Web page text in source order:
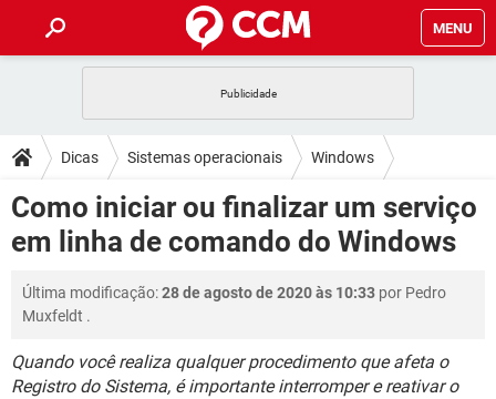
MENU
CELULAR FACEBOOK
OUTLOOK EXCEL
INSTAGRAM GMAIL
DICAS
JOGOS WHATSAPP
CELULAR FACEBOOK
INSTAGRAM GMAIL
DOWNLOADS
JOGOS WHATSAPP
OUTLOOK
INSTAGRAM GMAIL
GUIA DE COMPRAS
FÓRUM
JOGOS WHATSAPP
OUTLOOK EXCEL
GLOSSÁRIO
JOGOS WHATSAPP
CELULAR FACEBOOK
Dicas Sistemas operacionais Windows
Como iniciar ou finalizar um serviço
em linha de comando do Windows
Última modificação:28 de agosto de 2020 às 10:33 por Pedro
Muxfeldt .
Quando você realiza qualquer procedimento que afeta o
Registro do Sistema, é importante interromper e reativar o